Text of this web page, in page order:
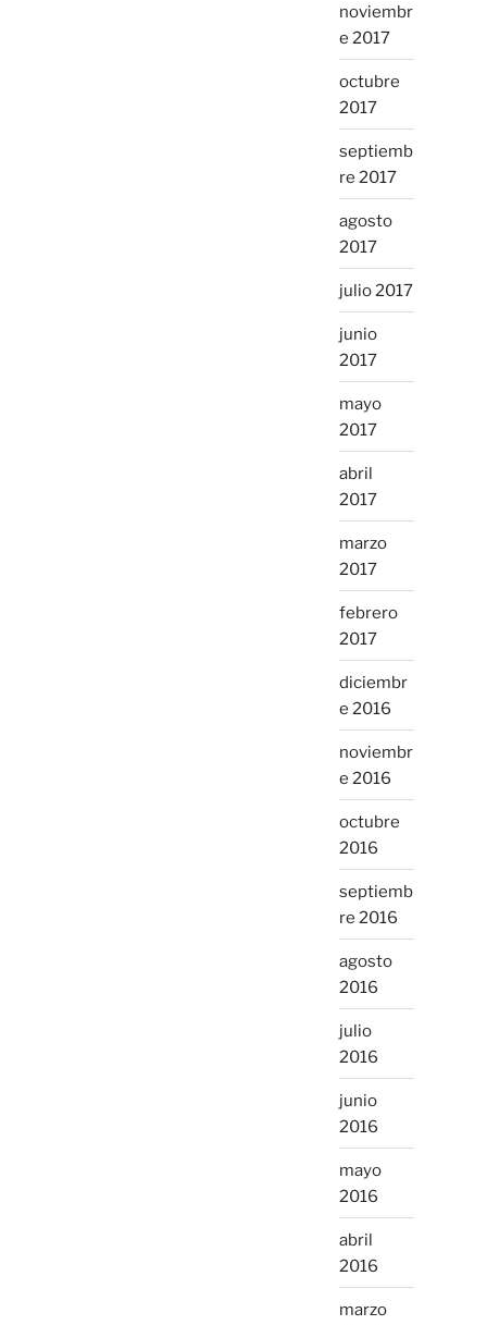
noviembr
e 2017
octubre
2017
septiemb
re 2017
agosto
2017
julio 2017
junio
2017
mayo
2017
abril
2017
marzo
2017
febrero
2017
diciembr
e 2016
noviembr
e 2016
octubre
2016
septiemb
re 2016
agosto
2016
julio
2016
junio
2016
mayo
2016
abril
2016
marzo